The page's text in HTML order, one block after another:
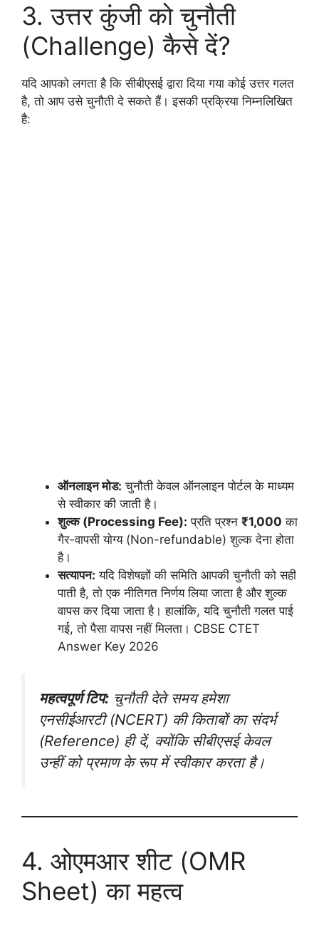
3. उत्तर कुंजी को चुनौती
(Challenge) कैसे दें?
यदि आपको लगता है कि सीबीएसई द्वारा दिया गया कोई उत्तर गलत
है, तो आप उसे चुनौती दे सकते हैं। इसकी प्रक्रिया निम्नलिखित
है:
ऑनलाइन मोड: चुनौती केवल ऑनलाइन पोर्टल के माध्यम
से स्वीकार की जाती है।
शुल्क (Processing Fee): प्रति प्रश्न ₹1,000 का
गैर-वापसी योग्य (Non-refundable) शुल्क देना होता
है।
सत्यापन: यदि विशेषज्ञों की समिति आपकी चुनौती को सही
पाती है, तो एक नीतिगत निर्णय लिया जाता है और शुल्क
वापस कर दिया जाता है। हालांकि, यदि चुनौती गलत पाई
गई, तो पैसा वापस नहीं मिलता। CBSE CTET
Answer Key 2026
महत्वपूर्ण टिप: चुनौती देते समय हमेशा
एनसीईआरटी (NCERT) की किताबों का संदर्भ
(Reference) ही दें, क्योंकि सीबीएसई केवल
उन्हीं को प्रमाण के रूप में स्वीकार करता है।
4. ओएमआर शीट (OMR
Sheet) का महत्व